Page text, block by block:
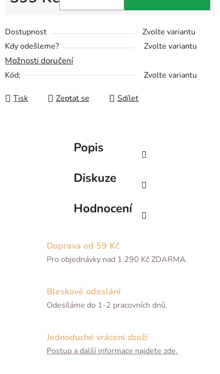
Dostupnost
Zvolte variantu
Kdy odešleme?
Zvolte variantu
Možnosti doručení
Kód: Zvolte variantu
Tisk Zeptat se Sdílet
Doprava od 59 Kč
Pro objednávky nad 1 290 Kč ZDARMA.
Bleskové odeslání
Odesíláme do 1-2 pracovních dnů.
Jednoduché vrácení zboží
Postup a další informace najdete zde.
Popis
Diskuze
Hodnocení